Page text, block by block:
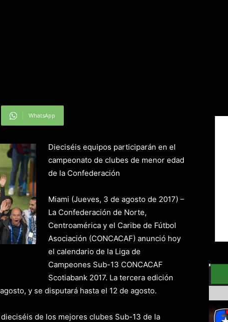
WhatsApp
Dieciséis equipos participarán en el
campeonato de clubes de menor edad
de la Confederación
Miami (Jueves, 3 de agosto de 2017) –
La Confederación de Norte,
Centroamérica y el Caribe de Fútbol
Asociación (CONCACAF) anunció hoy
el calendario de la Liga de
Campeones Sub-13 CONCACAF
Scotiabank 2017. La tercera edición
y se disputará hasta el 12 de agosto.
de los mejores clubes Sub-13 de la